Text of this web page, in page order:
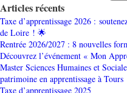
Articles récents
Taxe d’apprentissage 2026 :
de Loire ! 🌟
Rentrée 2026/2027 : 8 nouvelles
Découvrez l’événement « Mon
Master Sciences Humaines et
patrimoine en apprentissage à Tours
Taxe d’apprentissage 2025